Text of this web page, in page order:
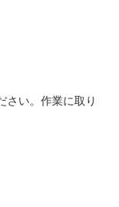
さい。作業に取り